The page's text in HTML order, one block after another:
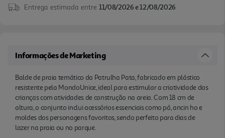
Entrega estimada entre 11/08/2026 e 12/08/2026
Informações de Marketing
Balde de praia temático da Patrulha Pata, fabricado em plástico
resistente pela MondoUnice, ideal para estimular a criatividade das
crianças com atividades de construção na areia. Com 18 cm de
altura, o conjunto inclui acessórios essenciais como pá, ancin ho e
moldes dos personagens favoritos, sendo perfeito para dias de
lazer na praia ou no parque.